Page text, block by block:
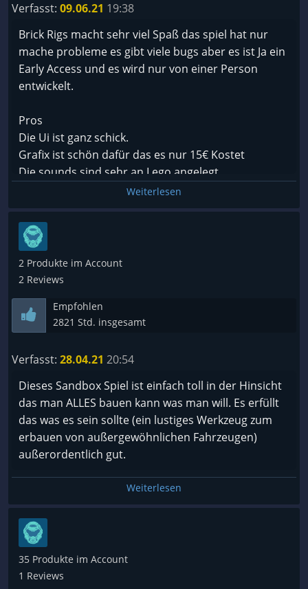
Verfasst: 09.06.21 19:38
Brick Rigs macht sehr viel Spaß das spiel hat nur
mache probleme es gibt viele bugs aber es ist Ja ein
Early Access und es wird nur von einer Person
entwickelt.
Pros
Die Ui ist ganz schick.
Grafix ist schön dafür das es nur 15€ Kostet
Die sounds sind sehr an Lego angelegt
Es gibt immer Multiplayer Server den man Joinen
kann
Es gibt sehr viel Dinge im workshop
Contras
sehr
Der Multiplayer ist buggy
man sich welche Kompliziert downloaden muss
Mods und maps kann man nicht im Workshop
downloaden
Weiterlesen
2 Produkte im Account
2 Reviews
Empfohlen
2821 Std. insgesamt
Verfasst: 28.04.21 20:54
Dieses Sandbox Spiel ist einfach toll in der Hinsicht
das man ALLES bauen kann was man will. Es erfüllt
das was es sein sollte (ein lustiges Werkzeug zum
erbauen von außergewöhnlichen Fahrzeugen)
außerordentlich gut.
Weiterlesen
35 Produkte im Account
1 Reviews